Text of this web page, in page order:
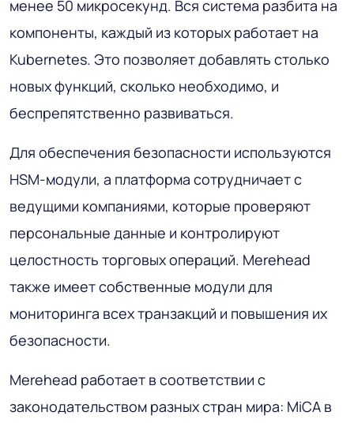
менее 50 микросекунд. Вся система разбита на
компоненты, каждый из которых работает на
Kubernetes. Это позволяет добавлять столько
новых функций, сколько необходимо, и
беспрепятственно развиваться.
Для обеспечения безопасности используются
HSM-модули, а платформа сотрудничает с
ведущими компаниями, которые проверяют
персональные данные и контролируют
целостность торговых операций. Merehead
также имеет собственные модули для
мониторинга всех транзакций и повышения их
безопасности.
Merehead работает в соответствии с
законодательством разных стран мира: MiCA в